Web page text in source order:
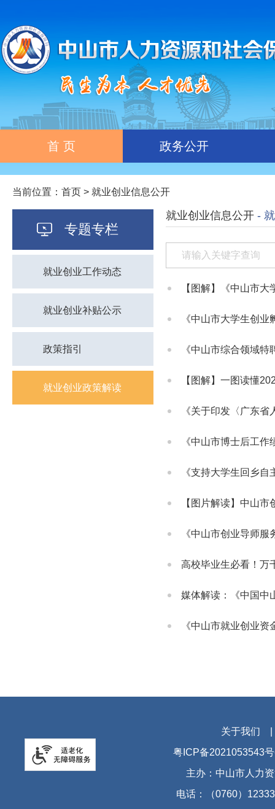
首 页 政务公开
当前位置： 首页 > 就业创业信息公开
专题专栏
就业创业工作动态
就业创业补贴公示
政策指引
就业创业政策解读
就业创业信息公开 -
【图解】《中山市
《中山市大学生创
《中山市综合领域
【图解】一图读懂
《中山市博士后工
《支持大学生回乡
【图片解读】中山
《中山市创业导师
高校毕业生必看！万
媒体解读：《中国中
《中山市就业创业
关于我们
粤ICP备2021053543
主办：中山市人力
电话：（0760）12333